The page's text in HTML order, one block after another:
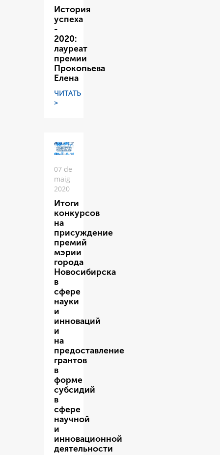
История
успеха
-
2020:
лауреат
премии
Прокопьева
Елена
ЧИТАТЬ
>
07 de
maig
2020
Итоги
конкурсов
на
присуждение
премий
мэрии
города
Новосибирска
в
сфере
науки
и
инноваций
и
на
предоставление
грантов
в
форме
субсидий
в
сфере
научной
и
инновационной
деятельности